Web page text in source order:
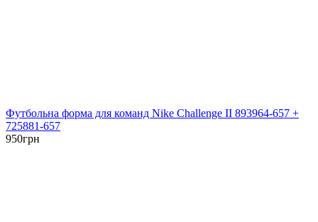
Футбольна форма для команд Nike Challenge II 893964-657 +
725881-657
950грн